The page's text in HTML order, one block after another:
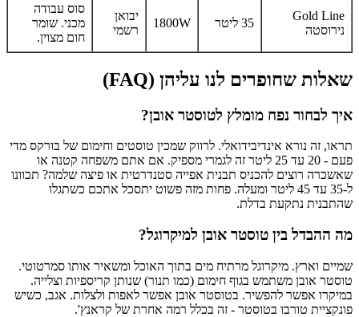
Gold Line
נירוסטה
35 ליטר 1800W
יבואן
רשמי
סוס עבודה
מכני. שומר
חום מצוין.
שאלות שחופרים לנו עליהן (FAQ)
איך לבחור נפח מומלץ לטוסטר אובן?
תראו, זה נורא אינדיבידואלי. לרווק שמכין טוסטים וחימום של בורקס מדי
פעם - 20 עד 25 ליטר זה לגמרי מספיק. אם אתם משפחה קטנה או
שאשכרה רוצים להכניס תבנית אפייה סטנדרטית או פיצה שלמה? תכוונו
ל-35 עד 45 ליטר ומעלה. פחות מזה פשוט יתסכל אתכם כשתגלו
שהתבנית נתקעת בדלת.
מה ההבדל בין טוסטר אובן למיקרוגל?
שמיים וארץ. מיקרוגל מרתיח מים בתוך האוכל ומשאיר אותו סמרטוטי.
טוסטר אובן משתמש בגוף חימום (כמו תנור) שנותן קריספיות וצלייה.
במיקרו אפשר להפשיר. בטוסטר אובן אפשר לאפות ולצלות. אגב, כשיש
פונקציית טורבו בטוסטר - זה בכלל רמה אחרת של קראנץ'.